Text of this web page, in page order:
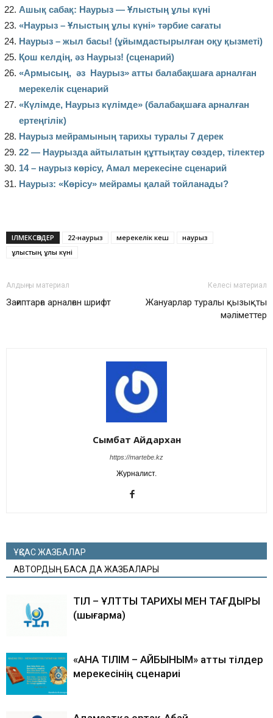
Ашық сабақ: Наурыз — Ұлыстың ұлы күні
«Наурыз – Ұлыстың ұлы күні» тәрбие сағаты
Наурыз – жыл басы! (ұйымдастырылған оқу қызметі)
Қош келдің, әз Наурыз! (сценарий)
«Армысың, әз Наурыз» атты балабақшаға арналған
мерекелік сценарий
«Күлімде, Наурыз күлімде» (балабақшаға арналған
ертеңгілік)
Наурыз мейрамының тарихы туралы 7 дерек
22 — Наурызда айтылатын құттықтау сөздер, тілектер
14 – наурыз көрісу, Амал мерекесіне сценарий
Наурыз: «Көрісу» мейрамы қалай тойланады?
ІЛМЕКСӨЗДЕР 22-наурыз мерекелік кеш
наурыз
ұлыстың ұлы күні
Алдыңғы материал
Зағиптарға арналған шрифт
Келесі материал
Жануарлар туралы қызықты
мәліметтер
Сымбат Айдархан
https://martebe.kz
Журналист.
ҰҚСАС ЖАЗБАЛАР
АВТОРДЫҢ БАСҚА ДА ЖАЗБАЛАРЫ
ТІЛ – ҰЛТТЫҢ ТАРИХЫ МЕН ТАҒДЫРЫ
(шығарма)
«АНА ТІЛІМ – АЙБЫНЫМ» атты тілдер
мерекесінің сценариі